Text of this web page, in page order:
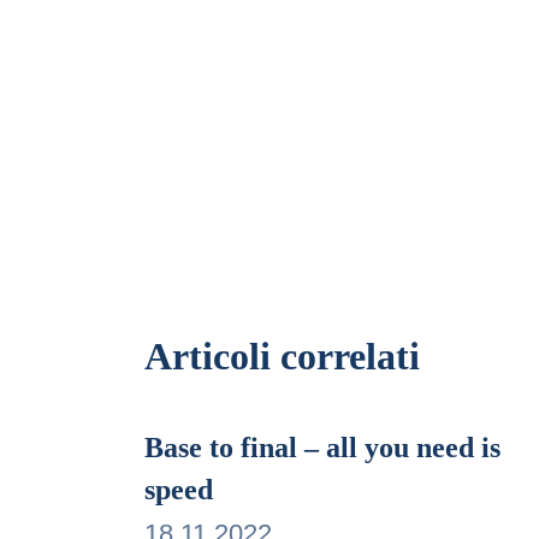
Articoli correlati
Base to final – all you need is
speed